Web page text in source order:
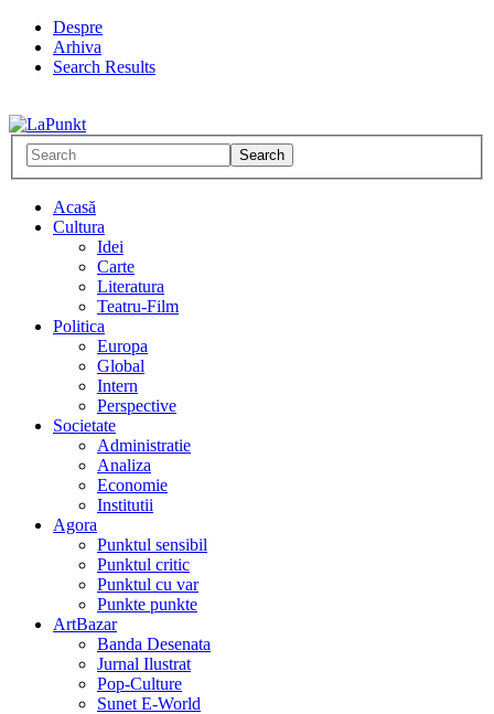
Despre
Arhiva
Search Results
Acasă
Cultura
Idei
Carte
Literatura
Teatru-Film
Politica
Europa
Global
Intern
Perspective
Societate
Administratie
Analiza
Economie
Institutii
Agora
Punktul sensibil
Punktul critic
Punktul cu var
Punkte punkte
ArtBazar
Banda Desenata
Jurnal Ilustrat
Pop-Culture
Sunet E-World